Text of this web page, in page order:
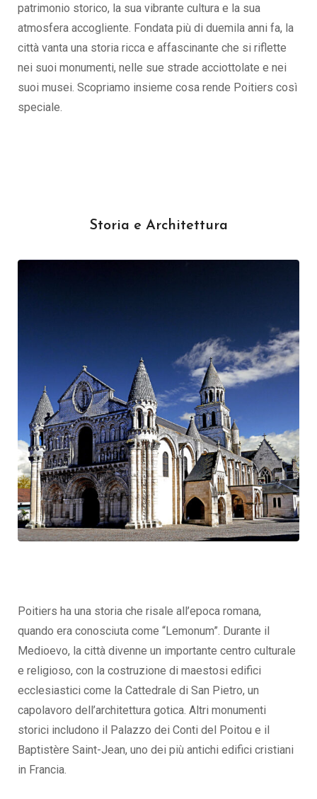
patrimonio storico, la sua vibrante cultura e la sua
atmosfera accogliente. Fondata più di duemila anni fa, la
città vanta una storia ricca e affascinante che si riflette
nei suoi monumenti, nelle sue strade acciottolate e nei
suoi musei. Scopriamo insieme cosa rende Poitiers così
speciale.
Storia e Architettura
Poitiers ha una storia che risale all’epoca romana,
quando era conosciuta come “Lemonum”. Durante il
Medioevo, la città divenne un importante centro culturale
e religioso, con la costruzione di maestosi edifici
ecclesiastici come la Cattedrale di San Pietro, un
capolavoro dell’architettura gotica. Altri monumenti
storici includono il Palazzo dei Conti del Poitou e il
Baptistère Saint-Jean, uno dei più antichi edifici cristiani
in Francia.